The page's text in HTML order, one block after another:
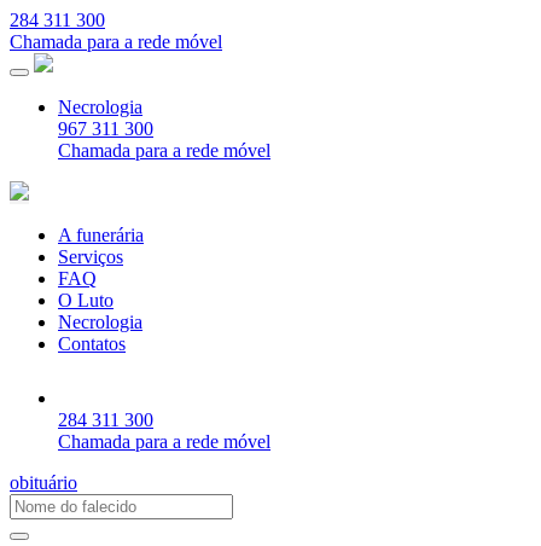
284 311 300
Chamada para a rede móvel
Necrologia
967 311 300
Chamada para a rede móvel
A funerária
Serviços
FAQ
O Luto
Necrologia
Contatos
284 311 300
Chamada para a rede móvel
obituário